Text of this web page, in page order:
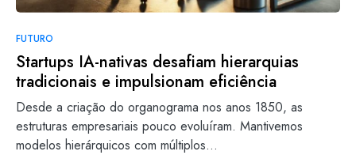
FUTURO
Startups IA-nativas desafiam hierarquias
tradicionais e impulsionam eficiência
Desde a criação do organograma nos anos 1850, as
estruturas empresariais pouco evoluíram. Mantivemos
modelos hierárquicos com múltiplos…